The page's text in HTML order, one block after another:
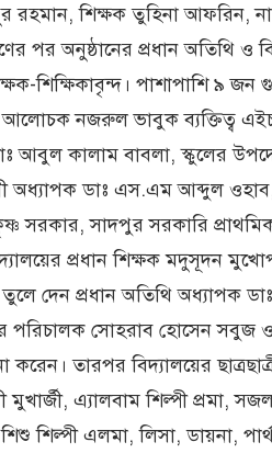
শিক্ষক তুহিনা আফরিন,
পর অনুষ্ঠানের প্রধান অতিথি ও
শিক্ষিকাবৃন্দ। পাশাপাশি ৯ জন
নজরুল ভাবুক ব্যক্তিত্ব
আবুল কালাম বাবলা, স্কুলের
অধ্যাপক ডাঃ এস.এম আব্দুল
সরকার, সাদপুর সরকারি
প্রধান শিক্ষক মদুসূদন
তুলে দেন প্রধান অতিথি
সোহরাব হোসেন সবুজ
তারপর বিদ্যালয়ের
এ্যালবাম শিল্পী প্রমা,
শিল্পী এলমা, লিসা, ডায়না,